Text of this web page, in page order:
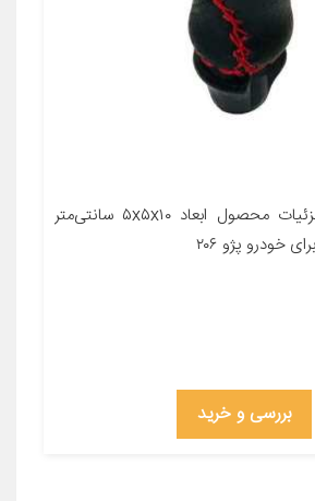
معرفی محصول جزئیات محصول ابعاد ۵x۵x۱۰ سانتی‌متر
پژو ۲۰۶
بررسی و خرید